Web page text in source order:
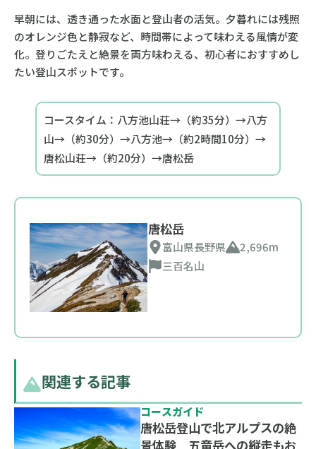
早朝には、透き通った水面と登山者の活気。夕暮れには残照
のオレンジ色と静寂など、時間帯によって味わえる風情が変
化。登りごたえと絶景を両方味わえる、初心者におすすめし
たい登山スポットです。
コースタイム：八方池山荘→（約35分）→八方
山→（約30分）→八方池→（約2時間10分）→
唐松山荘→（約20分）→唐松岳
唐松岳
富山県長野県
2,696m
三百名山
関連する記事
コースガイド
唐松岳登山で北アルプスの絶
景体験 五竜岳への縦走もお